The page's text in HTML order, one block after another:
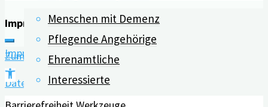
Menschen mit Demenz
Pflegende Angehörige
Ehrenamtliche
Interessierte
Impressum | Datenschutz
Impressum
Datenschutz
Zum Inhalt springen
Werkzeugleiste